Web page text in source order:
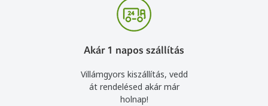
Akár 1 napos szállítás
Villámgyors kiszállítás, vedd
át rendelésed akár már
holnap!